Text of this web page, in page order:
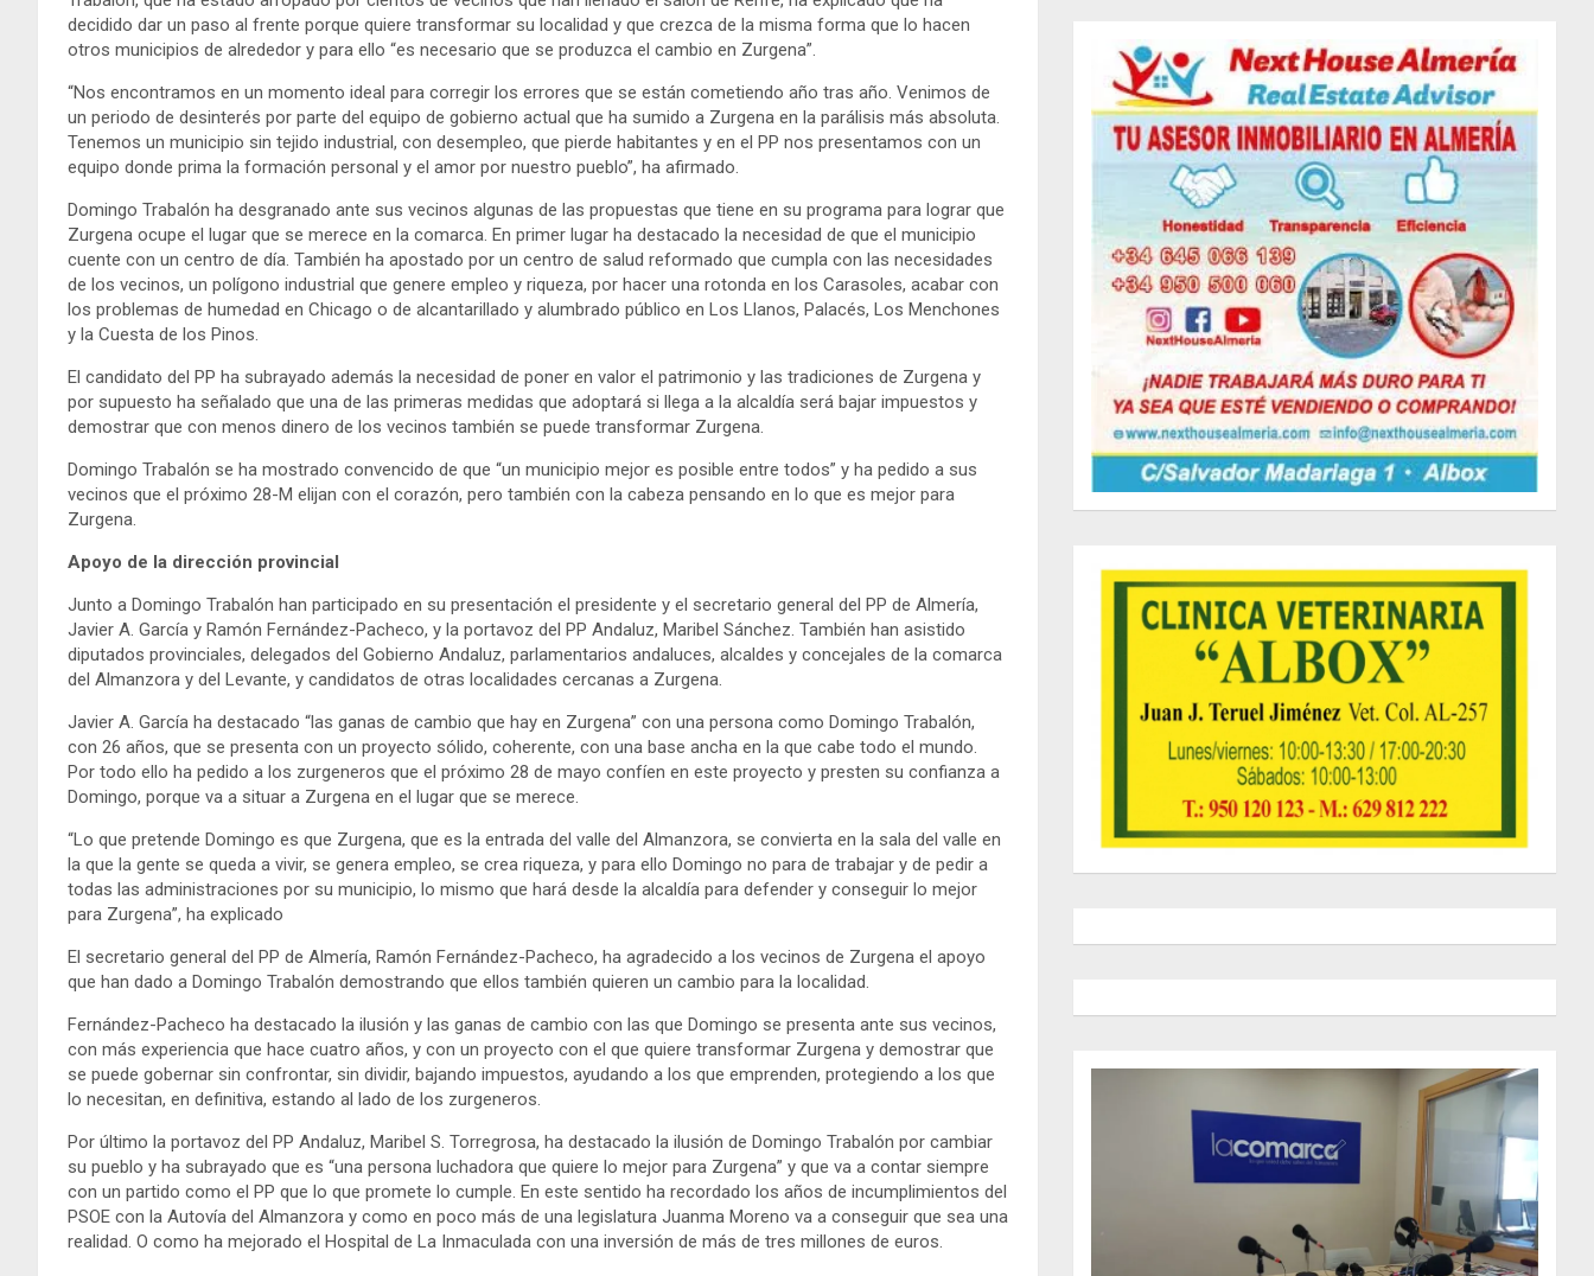
decidido dar un paso al frente porque quiere transformar su localidad y que crezca de la misma forma que lo hacen
otros municipios de alrededor y para ello “es necesario que se produzca el cambio en Zurgena”.
“Nos encontramos en un momento ideal para corregir los errores que se están cometiendo año tras año. Venimos de
un periodo de desinterés por parte del equipo de gobierno actual que ha sumido a Zurgena en la parálisis más absoluta.
Tenemos un municipio sin tejido industrial, con desempleo, que pierde habitantes y en el PP nos presentamos con un
equipo donde prima la formación personal y el amor por nuestro pueblo”, ha afirmado.
Domingo Trabalón ha desgranado ante sus vecinos algunas de las propuestas que tiene en su programa para lograr que
Zurgena ocupe el lugar que se merece en la comarca. En primer lugar ha destacado la necesidad de que el municipio
cuente con un centro de día. También ha apostado por un centro de salud reformado que cumpla con las necesidades
de los vecinos, un polígono industrial que genere empleo y riqueza, por hacer una rotonda en los Carasoles, acabar con
los problemas de humedad en Chicago o de alcantarillado y alumbrado público en Los Llanos, Palacés, Los Menchones
y la Cuesta de los Pinos.
El candidato del PP ha subrayado además la necesidad de poner en valor el patrimonio y las tradiciones de Zurgena y
por supuesto ha señalado que una de las primeras medidas que adoptará si llega a la alcaldía será bajar impuestos y
demostrar que con menos dinero de los vecinos también se puede transformar Zurgena.
Domingo Trabalón se ha mostrado convencido de que “un municipio mejor es posible entre todos” y ha pedido a sus
vecinos que el próximo 28-M elijan con el corazón, pero también con la cabeza pensando en lo que es mejor para
Zurgena.
Apoyo de la dirección provincial
Junto a Domingo Trabalón han participado en su presentación el presidente y el secretario general del PP de Almería,
Javier A. García y Ramón Fernández-Pacheco, y la portavoz del PP Andaluz, Maribel Sánchez. También han asistido
diputados provinciales, delegados del Gobierno Andaluz, parlamentarios andaluces, alcaldes y concejales de la comarca
del Almanzora y del Levante, y candidatos de otras localidades cercanas a Zurgena.
Javier A. García ha destacado “las ganas de cambio que hay en Zurgena” con una persona como Domingo Trabalón,
con 26 años, que se presenta con un proyecto sólido, coherente, con una base ancha en la que cabe todo el mundo.
Por todo ello ha pedido a los zurgeneros que el próximo 28 de mayo confíen en este proyecto y presten su confianza a
Domingo, porque va a situar a Zurgena en el lugar que se merece.
“Lo que pretende Domingo es que Zurgena, que es la entrada del valle del Almanzora, se convierta en la sala del valle en
la que la gente se queda a vivir, se genera empleo, se crea riqueza, y para ello Domingo no para de trabajar y de pedir a
todas las administraciones por su municipio, lo mismo que hará desde la alcaldía para defender y conseguir lo mejor
para Zurgena”, ha explicado
El secretario general del PP de Almería, Ramón Fernández-Pacheco, ha agradecido a los vecinos de Zurgena el apoyo
que han dado a Domingo Trabalón demostrando que ellos también quieren un cambio para la localidad.
Fernández-Pacheco ha destacado la ilusión y las ganas de cambio con las que Domingo se presenta ante sus vecinos,
con más experiencia que hace cuatro años, y con un proyecto con el que quiere transformar Zurgena y demostrar que
se puede gobernar sin confrontar, sin dividir, bajando impuestos, ayudando a los que emprenden, protegiendo a los que
lo necesitan, en definitiva, estando al lado de los zurgeneros.
Por último la portavoz del PP Andaluz, Maribel S. Torregrosa, ha destacado la ilusión de Domingo Trabalón por cambiar
su pueblo y ha subrayado que es “una persona luchadora que quiere lo mejor para Zurgena” y que va a contar siempre
con un partido como el PP que lo que promete lo cumple. En este sentido ha recordado los años de incumplimientos del
PSOE con la Autovía del Almanzora y como en poco más de una legislatura Juanma Moreno va a conseguir que sea una
realidad. O como ha mejorado el Hospital de La Inmaculada con una inversión de más de tres millones de euros.